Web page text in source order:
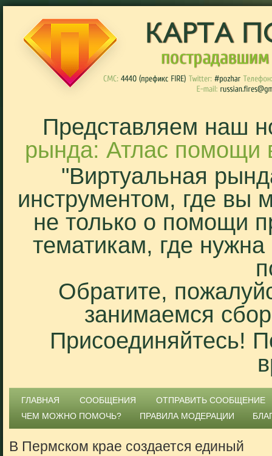
Представляем наш
рында: Атлас помощи
"Виртуальная
инструментом, где вы
не только о помощи
тематикам, где
Обратите,
занимаемся
Присоединяйтесь!
ГЛАВНАЯ СООБЩЕНИЯ
ОТПРАВИТЬ СООБЩЕНИЕ
ЧЕМ МОЖНО ПОМОЧЬ?
ПРАВИЛА МОДЕРАЦИИ
В Пермском крае создается единый